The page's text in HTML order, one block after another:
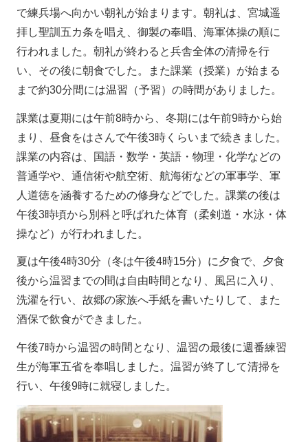
で練兵場へ向かい朝礼が始まります。朝礼は、宮城遥
拝し聖訓五カ条を唱え、御製の奉唱、海軍体操の順に
行われました。朝礼が終わると兵舎全体の清掃を行
い、その後に朝食でした。また課業（授業）が始まる
まで約30分間には温習（予習）の時間がありました。
課業は夏期には午前8時から、冬期には午前9時から始
まり、昼食をはさんで午後3時くらいまで続きました。
課業の内容は、国語・数学・英語・物理・化学などの
普通学や、通信術や航空術、航海術などの軍事学、軍
人道徳を涵養するための修身などでした。課業の後は
午後3時頃から別科と呼ばれた体育（柔剣道・水泳・体
操など）が行われました。
夏は午後4時30分（冬は午後4時15分）に夕食で、夕食
後から温習までの間は自由時間となり、風呂に入り、
洗濯を行い、故郷の家族へ手紙を書いたりして、また
酒保で飲食ができました。
午後7時から温習の時間となり、温習の最後に週番練習
生が海軍五省を奉唱しました。温習が終了して清掃を
行い、午後9時に就寝しました。